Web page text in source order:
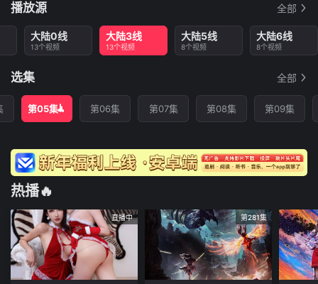
播放源 全部
大陆0线
13个视频
大陆3线
13个视频
大陆5线
8个视频
大陆6线
8个视频
选集 全部
第05集 第06集 第07集 第08集 第09集
热播🔥
直播中 第281集